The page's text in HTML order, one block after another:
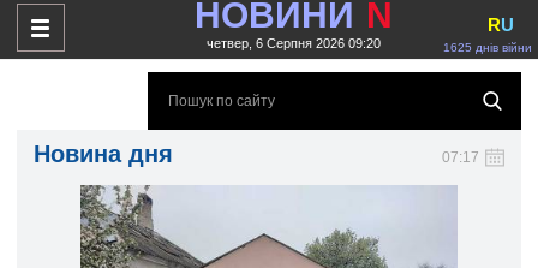
НОВИНИ N
четвер, 6 Серпня 2026 09:20 1625 днів війни
RU
Новина дня 07:17